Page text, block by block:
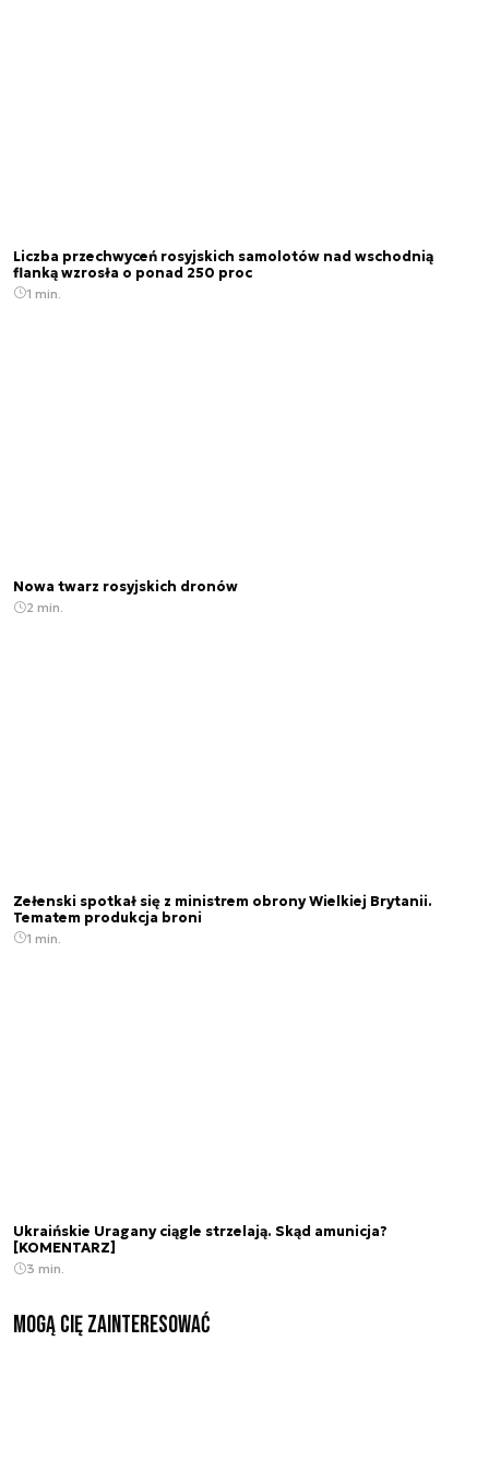
Liczba przechwyceń rosyjskich samolotów nad wschodnią
flanką wzrosła o ponad 250 proc
1 min.
Nowa twarz rosyjskich dronów
2 min.
Zełenski spotkał się z ministrem obrony Wielkiej Brytanii.
Tematem produkcja broni
1 min.
Ukraińskie Uragany ciągle strzelają. Skąd amunicja?
[KOMENTARZ]
3 min.
Mogą Cię zainteresować